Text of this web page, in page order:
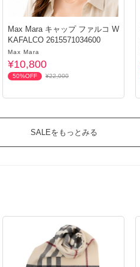
Max Mara キャップ ファルコ W
KAFALCO 2615571034600
Max Mara
¥10,800
50%OFF ¥22,000
SALEをもっとみる